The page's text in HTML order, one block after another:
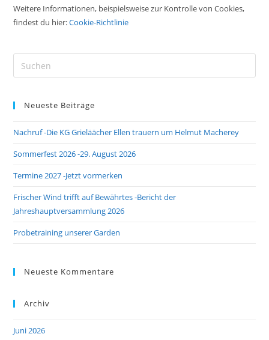
Weitere Informationen, beispielsweise zur Kontrolle von Cookies,
findest du hier:Cookie-Richtlinie
Neueste Beiträge
Nachruf -Die KG Grieläächer Ellen trauern um Helmut Macherey
Sommerfest 2026 -29. August 2026
Termine 2027 -Jetzt vormerken
Frischer Wind trifft auf Bewährtes -Bericht der
Jahreshauptversammlung 2026
Probetraining unserer Garden
Neueste Kommentare
Archiv
Juni 2026